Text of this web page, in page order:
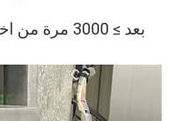
بعد ≥ 3000 مرة من اختبار ضغط مقاومة الإجهاد